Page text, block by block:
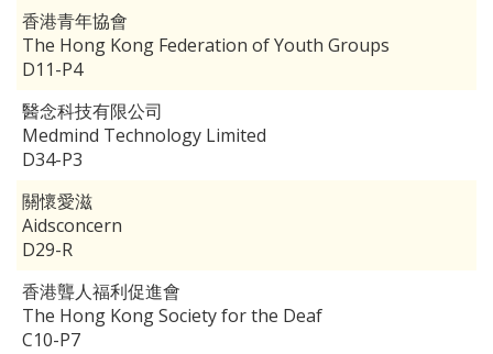
香港青年協會
The Hong Kong Federation of Youth Groups
D11-P4
醫念科技有限公司
Medmind Technology Limited
D34-P3
關懷愛滋
Aidsconcern
D29-R
香港聾人福利促進會
The Hong Kong Society for the Deaf
C10-P7